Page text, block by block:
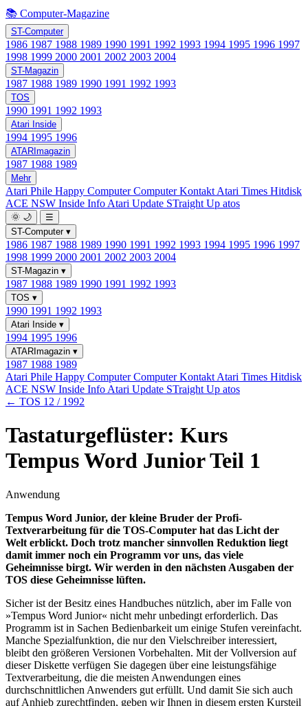
📚 Computer-Magazine
ST-Computer
1986 1987 1988 1989 1990 1991 1992 1993 1994 1995 1996 1997
1998 1999 2000 2001 2002 2003 2004
ST-Magazin
1987 1988 1989 1990 1991 1992 1993
TOS
1990 1991 1992 1993
Atari Inside
1994 1995 1996
ATARImagazin
1987 1988 1989
Mehr
Atari Phile Happy ComputerComputer Kontakt Atari Times Hitdisk
ACE NSW Inside Info Atari Update STraight Up atos
🌞 🌙
☰
ST-Computer ▾
1986 1987 1988 1989 1990 1991 1992 1993 1994 1995 1996 1997
1998 1999 2000 2001 2002 2003 2004
ST-Magazin ▾
1987 1988 1989 1990 1991 1992 1993
TOS ▾
1990 1991 1992 1993
Atari Inside ▾
1994 1995 1996
ATARImagazin ▾
1987 1988 1989
Atari Phile Happy ComputerComputer Kontakt Atari Times Hitdisk
ACE NSW Inside Info Atari Update STraight Up atos
← TOS 12 / 1992
Tastaturgeflüster: Kurs
Tempus Word Junior Teil 1
Anwendung
Tempus Word Junior, der kleine Bruder der Profi-
Textverarbeitung für die TOS-Computer hat das Licht der
Welt erblickt. Doch trotz mancher sinnvollen Reduktion liegt
damit immer noch ein Programm vor uns, das viele
Geheimnisse birgt. Wir werden in den nächsten Ausgaben der
TOS diese Geheimnisse lüften.
Sicher ist der Besitz eines Handbuches nützlich, aber im Falle von
»Tempus Word Junior« nicht mehr unbedingt erforderlich. Das
Programm ist in Sachen Bedienbarkeit um einige Stufen vereinfacht.
Manche Spezialfunktion, die nur den Vielschreiber interessiert,
bleibt den größeren Versionen Vorbehalten. Mit der Vollversion auf
dieser Diskette verfügen Sie dagegen über eine leistungsfähige
Textverarbeitung, die die meisten Anwendungen eines
durchschnittlichen Anwenders gut erfüllt. Und damit Sie sich auch
auf Anhieb zurechtfinden, geben wir Ihnen in diesem ersten Kursteil